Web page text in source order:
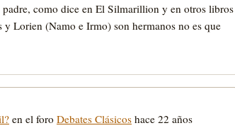
como dice en El Silmarillion y en otros libros
Lorien (Namo e Irmo) son hermanos no es que
en el foro Debates Clásicos hace 22 años